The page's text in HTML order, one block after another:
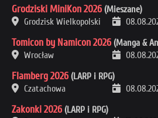
Grodziski MiniKon 2026 (Mieszane)
Grodzisk Wielkopolski
Tomicon by Namicon 2026 (Manga &
Wrocław
Flamberg 2026 (LARP i RPG)
Czatachowa
Zakonki 2026 (LARP i RPG)